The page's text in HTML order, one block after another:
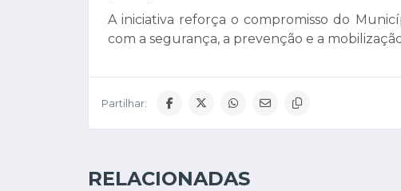
A iniciativa reforça o compromisso do
com a segurança, a prevenção e a
Partilhar:
RELACIONADAS